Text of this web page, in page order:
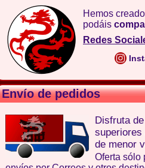
Hemos
podáis
Redes
Envío de pedidos
Disfruta de
superiores
de menor
Oferta sólo